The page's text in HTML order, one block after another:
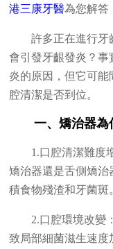
港三康牙醫為您解答
許多正在進行牙
會引發牙齦發炎？事
炎的原因，但它可能
腔清潔是否到位。
一、矯治器為
1.口腔清潔難度
矯治器還是舌側矯治
積食物殘渣和牙菌斑
2.口腔環境改變
致局部細菌滋生速度